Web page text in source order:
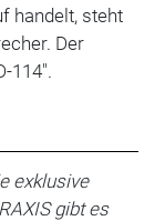
handelt, steht
Der
114".
exklusive
gibt es